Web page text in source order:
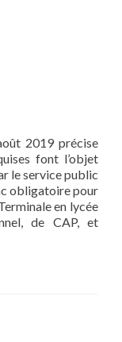
2019 précise
font l’objet
le service public
obligatoire pour
en lycée
de CAP, et